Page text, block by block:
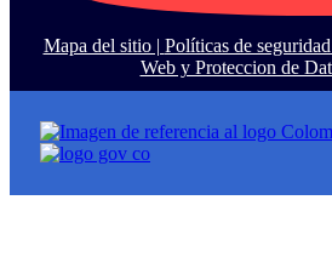
Mapa del sitio | Políticas de
Web y Proteccion de